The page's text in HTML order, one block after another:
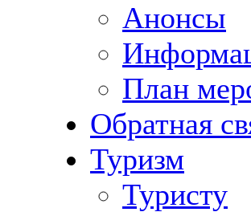
Анонсы
План
Обратная
Туризм
Туристу